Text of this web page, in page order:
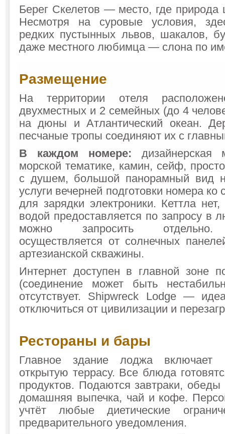
Берег Скелетов — место, где природа
Несмотря на суровые условия,
редких пустынных львов, шакалов,
даже местного любимца — слона по
Размещение
На территории отеля
двухместных и 2 семейных (до 4
на дюны и Атлантический океан.
песчаные тропы соединяют их с
В каждом номере:
морской тематике, камин, сейф,
с душем, большой панорамный вид
услуги вечерней подготовки номера ко
для зарядки электроники. Кеттла
водой предоставляется по запросу в
можно запросить отдельно.
осуществляется от солнечных
артезианской скважины.
Интернет доступен в главной зоне
(соединение может быть
отсутствует. Shipwreck Lodge —
отключиться от цивилизации и
Рестораны и бары
Главное здание лоджа включает
открытую террасу. Все блюда
продуктов. Подаются завтраки,
домашняя выпечка, чай и кофе.
учтёт любые диетические
предварительного уведомления.